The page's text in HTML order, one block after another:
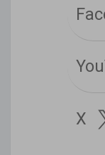
X